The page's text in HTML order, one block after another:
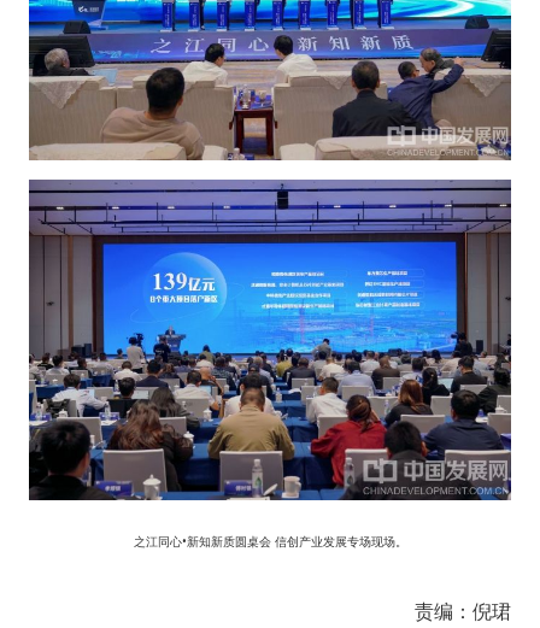
之江同心•新知新质圆桌会 信创产业发展专场现场。
责编：倪珺